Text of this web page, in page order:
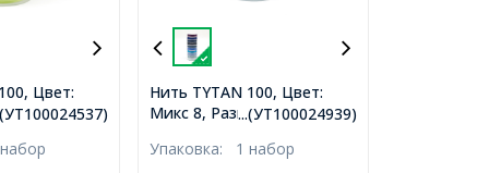
Цвет:
Диаметр
...(УТ100024939)
Нить TYTAN 100, Цвет:
Микс 8, Размер: Диаметр
катушка, 10 катушек/
Упаковка: 1 набор